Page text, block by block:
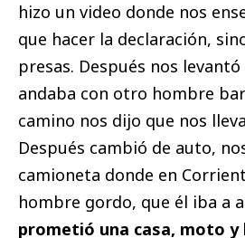
hizo un video donde nos
que hacer la declaración,
presas. Después nos
andaba con otro hombre
camino nos dijo que nos
Después cambió de auto,
camioneta donde en
hombre gordo, que él iba a
prometió una casa, moto